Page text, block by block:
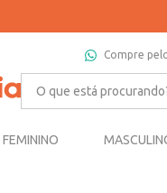
Compre
O que está
FEMININO